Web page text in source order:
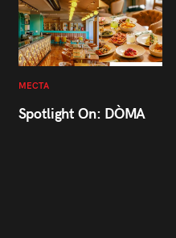
МЕСТА
Spotlight On: DÒMA